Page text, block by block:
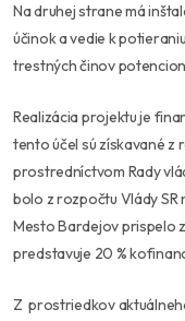
Na druhej strane má
účinok a vedie k
trestných činov
Realizácia projektu je
tento účel sú získavané z
prostredníctvom Rady
bolo z rozpočtu Vlády
Mesto Bardejov prispelo
predstavuje 20 %
Z prostriedkov